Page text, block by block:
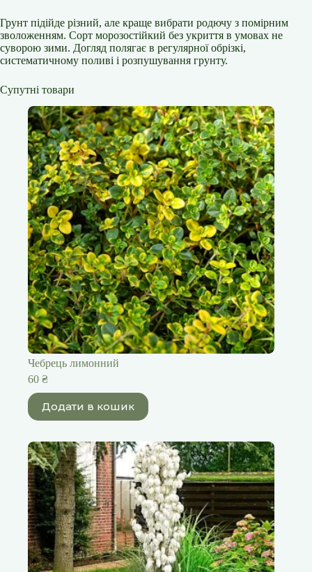
Грунт підійде різний, але краще вибрати родючу з помірним
зволоженням. Сорт морозостійкий без укриття в умовах не
суворою зими. Догляд полягає в регулярної обрізкі,
систематичному поливі і розпушування грунту.
Супутні товари
Чебрець лимонний
60 ₴
Додати в кошик